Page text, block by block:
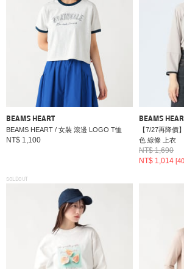
BEAMS HEART
BEAMS HEART / 女裝 滾邊 LOGO T恤
NT$ 1,100
BEAMS
【7/27再降價
色 線條 上衣
NT$ 1,690
NT$ 1,014
SOLDOUT